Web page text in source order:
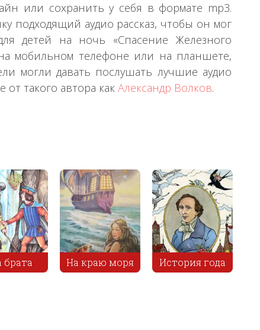
или сохранить у себя в формате mp3.
подходящий аудио рассказ, чтобы он мог
детей на ночь «Спасение Железного
на мобильном телефоне или на планшете,
могли давать послушать лучшие аудио
такого автора как Александр Волков.
моря История года
Ямщик и
купец